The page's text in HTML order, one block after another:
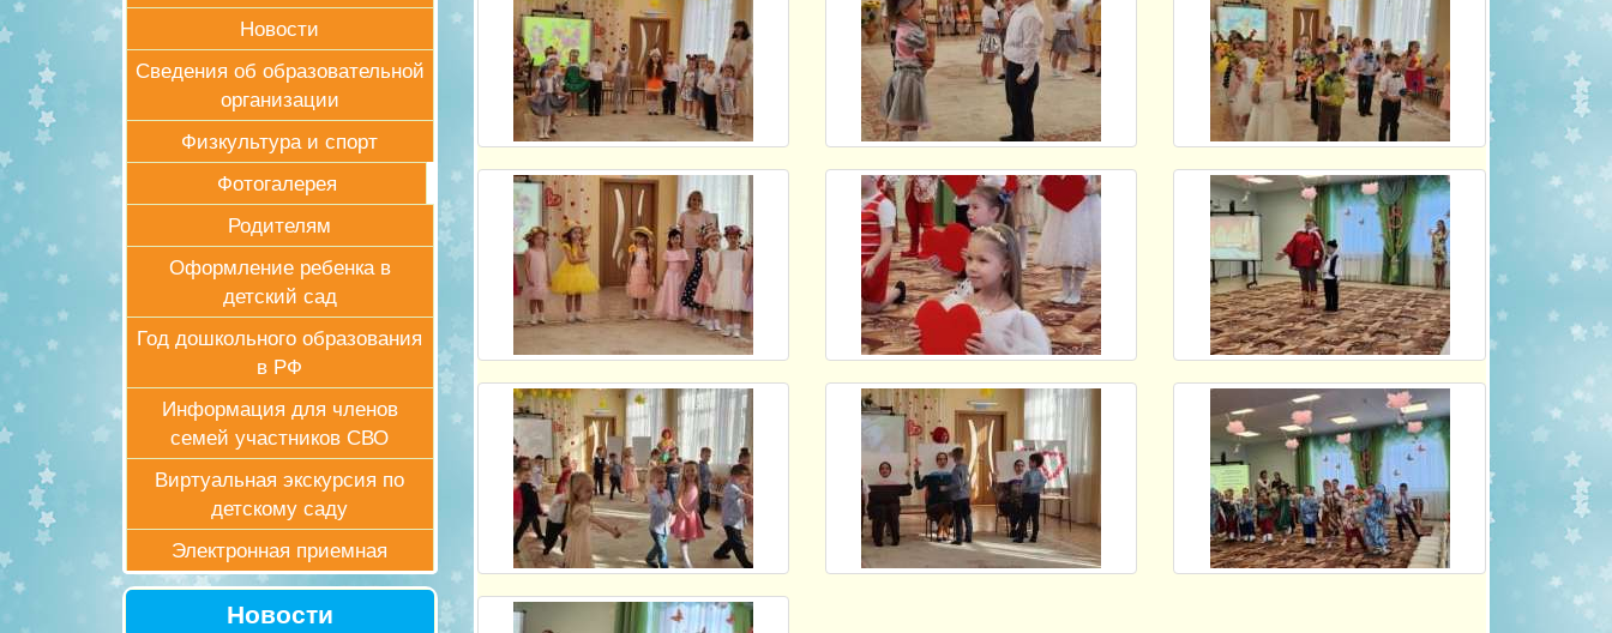
Новости
Сведения об образовательной
организации
Физкультура и спорт
Фотогалерея
Родителям
Оформление ребенка в
детский сад
Год дошкольного образования
в РФ
Информация для членов
семей участников СВО
Виртуальная экскурсия по
детскому саду
Электронная приемная
Новости